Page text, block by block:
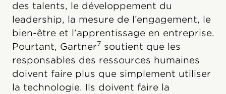
des talents, le développement du
leadership, la mesure de l’engagement, le
bien-être et l’apprentissage en entreprise.
Pourtant, Gartner7 soutient que les
responsables des ressources humaines
doivent faire plus que simplement utiliser
la technologie. Ils doivent faire la